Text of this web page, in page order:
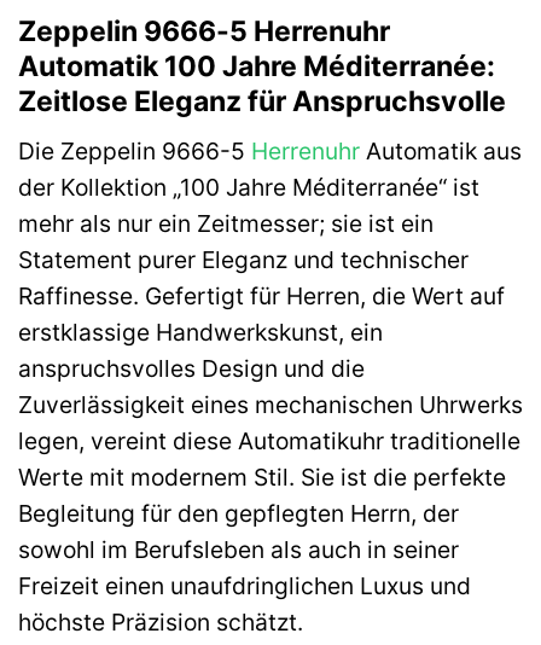
Zeppelin 9666-5 Herrenuhr
Automatik 100 Jahre Méditerranée:
Zeitlose Eleganz für Anspruchsvolle
Die Zeppelin 9666-5 Herrenuhr Automatik aus
der Kollektion „100 Jahre Méditerranée“ ist
mehr als nur ein Zeitmesser; sie ist ein
Statement purer Eleganz und technischer
Raffinesse. Gefertigt für Herren, die Wert auf
erstklassige Handwerkskunst, ein
anspruchsvolles Design und die
Zuverlässigkeit eines mechanischen Uhrwerks
legen, vereint diese Automatikuhr traditionelle
Werte mit modernem Stil. Sie ist die perfekte
Begleitung für den gepflegten Herrn, der
sowohl im Berufsleben als auch in seiner
Freizeit einen unaufdringlichen Luxus und
höchste Präzision schätzt.